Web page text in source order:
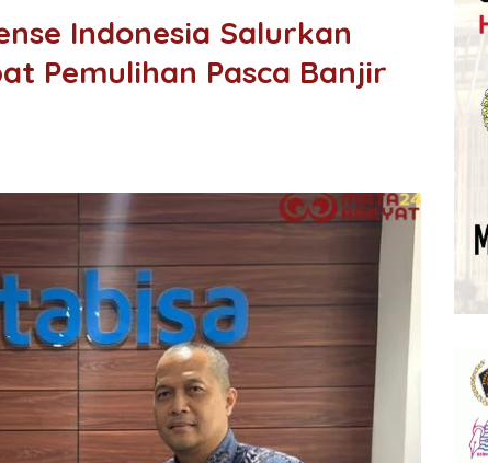
Indonesia Salurkan
Pemulihan Pasca Banjir